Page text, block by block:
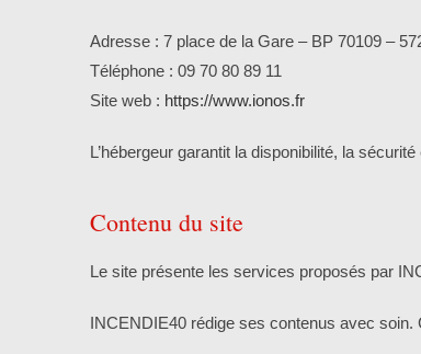
Adresse : 7 place de la Gare – BP 70109 –
Téléphone : 09 70 80 89 11
Site web : https://www.ionos.fr
L’hébergeur garantit la disponibilité, la
Contenu du site
Le site présente les services proposés par
INCENDIE40 rédige ses contenus avec